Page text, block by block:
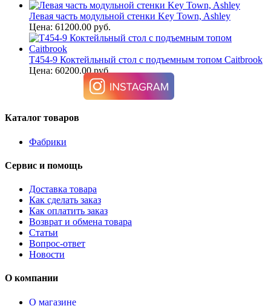
Левая часть модульной стенки Key Town, Ashley
Цена: 61200.00 руб.
T454-9 Коктейльный стол с подъемным топом Caitbrook
Цена: 60200.00 руб.
Каталог товаров
Фабрики
Сервис и помощь
Доставка товара
Как сделать заказ
Как оплатить заказ
Возврат и обмена товара
Статьи
Вопрос-ответ
Новости
О компании
О магазине